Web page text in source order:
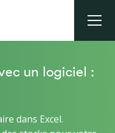
un logiciel :
dans Excel.